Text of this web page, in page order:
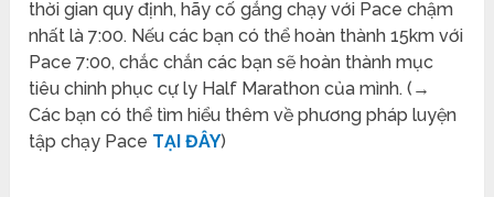
thời gian quy định, hãy cố gắng chạy với Pace chậm
nhất là 7:00. Nếu các bạn có thể hoàn thành 15km với
Pace 7:00, chắc chắn các bạn sẽ hoàn thành mục
tiêu chinh phục cự ly Half Marathon của mình. (→
Các bạn có thể tìm hiểu thêm về phương pháp luyện
tập chạy Pace TẠI ĐÂY)